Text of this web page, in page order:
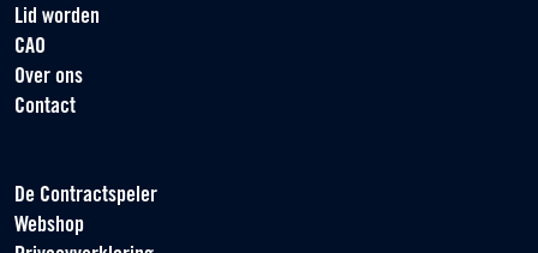
Lid worden
CAO
Over ons
Contact
De Contractspeler
Webshop